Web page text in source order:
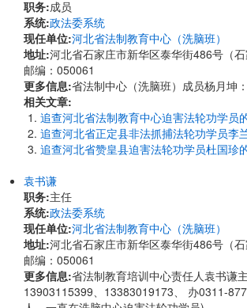
职务:成员
系统:政法委系统
现任单位:河北省法制教育中心（洗脑班）
地址:河北省石家庄市新华区泰华街486号（石
邮编：050061
更多信息:省法制中心（洗脑班）成员杨月坤
相关文章:
追查河北省法制教育中心迫害法轮功学员
追查河北省正定县非法抓捕法轮功学员李
追查河北省赞皇县迫害法轮功学员杜国珍
袁书谦
职务:主任
系统:政法委系统
现任单位:河北省法制教育中心（洗脑班）
地址:河北省石家庄市新华区泰华街486号（石
邮编：050061
更多信息:省法制教育培训中心责任人袁书谦
13903115399、13383019173、 办0311-